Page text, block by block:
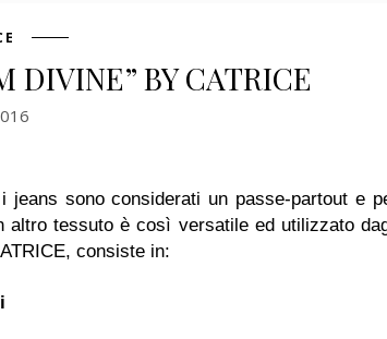
BY CATRICE
sono considerati un passe-partout e
altro tessuto è così versatile ed utilizzato
consiste in: